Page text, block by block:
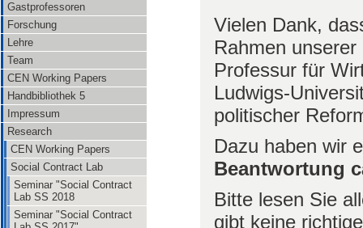
Gastprofessoren
Forschung
Lehre
Team
CEN Working Papers
Handbibliothek 5
Impressum
Research
CEN Working Papers
Social Contract Lab
Seminar "Social Contract
Lab SS 2018
Seminar "Social Contract
Vielen Dank,
Rahmen
Professur für
Ludwigs-
politischer
Dazu haben wir
Beantwortung
Bitte lesen Sie
gibt keine